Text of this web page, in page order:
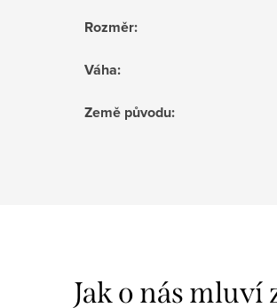
Rozměr:
Váha:
Země původu: